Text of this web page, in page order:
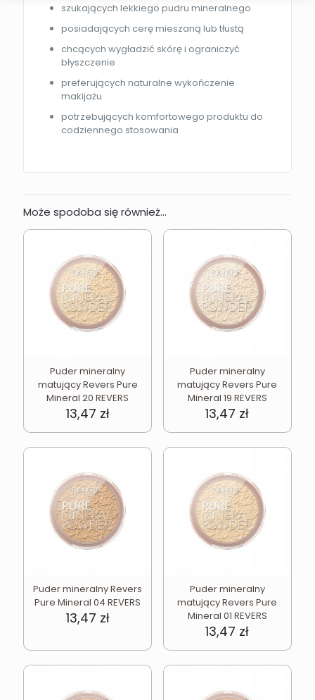
szukających lekkiego pudru mineralnego
posiadających cerę mieszaną lub tłustą
chcących wygładzić skórę i ograniczyć
błyszczenie
preferujących naturalne wykończenie
makijażu
potrzebujących komfortowego produktu do
codziennego stosowania
Może spodoba się również…
Puder mineralny
matujący Revers Pure
Mineral 20 REVERS
13,47 zł
Puder mineralny
matujący Revers Pure
Mineral 19 REVERS
13,47 zł
Puder mineralny Revers
Pure Mineral 04 REVERS
13,47 zł
Puder mineralny
matujący Revers Pure
Mineral 01 REVERS
13,47 zł